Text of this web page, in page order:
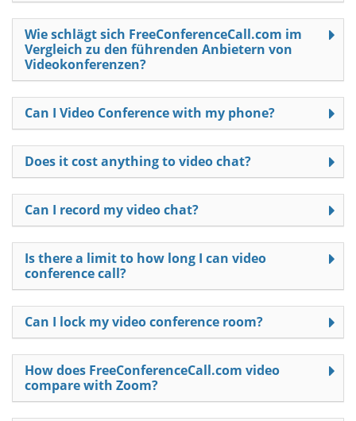
Wie schlägt sich FreeConferenceCall.com im
Vergleich zu den führenden Anbietern von
Videokonferenzen?
Can I Video Conference with my phone?
Does it cost anything to video chat?
Can I record my video chat?
Is there a limit to how long I can video
conference call?
Can I lock my video conference room?
How does FreeConferenceCall.com video
compare with Zoom?